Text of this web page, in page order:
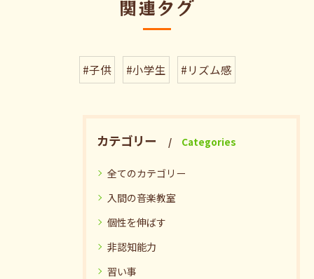
関連タグ
#子供 #小学生 #リズム感
カテゴリー Categories
全てのカテゴリー
入間の音楽教室
個性を伸ばす
非認知能力
習い事